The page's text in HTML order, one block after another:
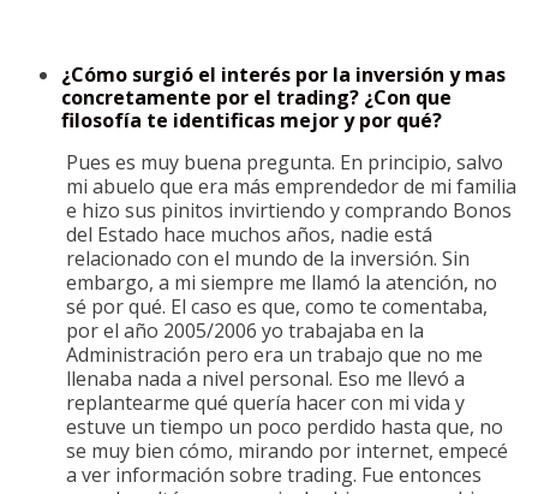
¿Cómo surgió el interés por la inversión y mas
concretamente por el trading? ¿Con que
filosofía te identificas mejor y por qué?
Pues es muy buena pregunta. En principio, salvo
mi abuelo que era más emprendedor de mi familia
e hizo sus pinitos invirtiendo y comprando Bonos
del Estado hace muchos años, nadie está
relacionado con el mundo de la inversión. Sin
embargo, a mi siempre me llamó la atención, no
sé por qué. El caso es que, como te comentaba,
por el año 2005/2006 yo trabajaba en la
Administración pero era un trabajo que no me
llenaba nada a nivel personal. Eso me llevó a
replantearme qué quería hacer con mi vida y
estuve un tiempo un poco perdido hasta que, no
se muy bien cómo, mirando por internet, empecé
a ver información sobre trading. Fue entonces